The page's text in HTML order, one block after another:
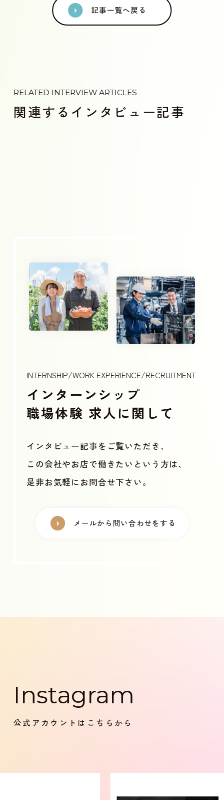
RELATED INTERVIEW ARTICLES
関連するインタビュー記事
記事一覧へ戻る
INTERNSHIP/WORK EXPERIENCE/RECRUITMENT
インターンシップ
職場体験 求人に関して
インタビュー記事をご覧いただき、
この会社やお店で働きたいという方は、
是非お気軽にお問合せ下さい。
メールから問い合わせをする
Instagram
公式アカウントはこちらから